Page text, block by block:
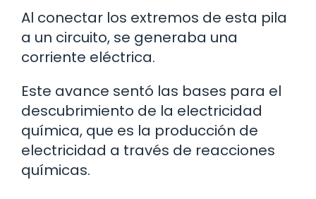
Al conectar los extremos de esta pila
a un circuito, se generaba una
corriente eléctrica.
Este avance sentó las bases para el
descubrimiento de la electricidad
química, que es la producción de
electricidad a través de reacciones
químicas.